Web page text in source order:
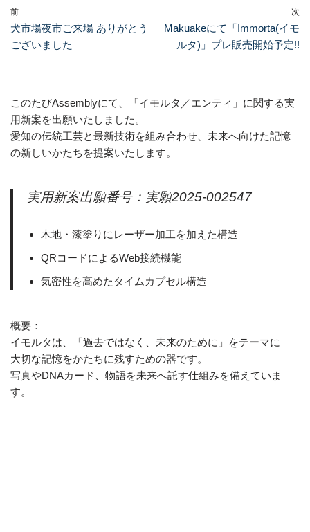
前
犬市場夜市ご来場 ありがとう
ございました
次
Makuakeにて「Immorta(イモ
ルタ)」プレ販売開始予定!!
このたびAssemblyにて、「イモルタ／エンティ」に関する実
用新案を出願いたしました。
愛知の伝統工芸と最新技術を組み合わせ、未来へ向けた記憶
の新しいかたちを提案いたします。
実用新案出願番号：実願2025-002547
木地・漆塗りにレーザー加工を加えた構造
QRコードによるWeb接続機能
気密性を高めたタイムカプセル構造
概要：
イモルタは、「過去ではなく、未来のために」をテーマに
大切な記憶をかたちに残すための器です。
写真やDNAカード、物語を未来へ託す仕組みを備えていま
す。